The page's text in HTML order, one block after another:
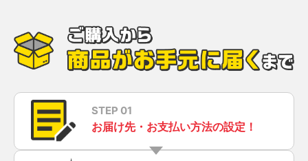
STEP 01
お届け先・お支払い方法の設定！